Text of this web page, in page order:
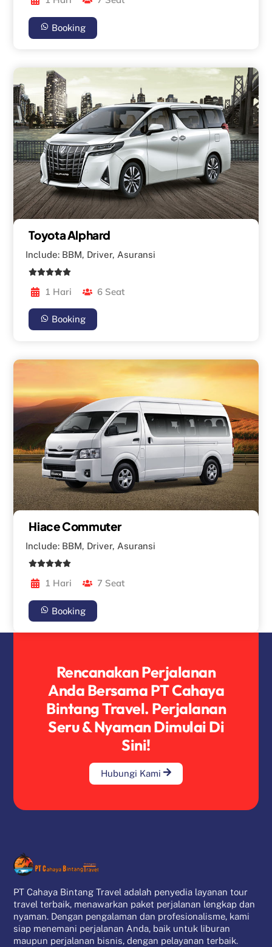
Booking
Toyota Alphard
Include: BBM, Driver, Asuransi
1 Hari 6 Seat
Booking
Hiace Commuter
Include: BBM, Driver, Asuransi
1 Hari 7 Seat
Booking
Rencanakan Perjalanan
Anda Bersama PT Cahaya
Bintang Travel. Perjalanan
Seru & Nyaman Dimulai Di
Sini!
Hubungi Kami
PT Cahaya Bintang Travel adalah penyedia layanan tour
travel terbaik, menawarkan paket perjalanan lengkap dan
nyaman. Dengan pengalaman dan profesionalisme, kami
siap menemani perjalanan Anda, baik untuk liburan
maupun perjalanan bisnis, dengan pelayanan terbaik.